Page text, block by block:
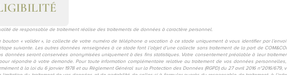
de responsable de traitement réalise des traitements de données à caractère personnel.
« valider », la collecte de votre numéro de téléphone a vocation à ce stade uniquement à vous identifier par l’envoi
suivante. Les autres données renseignées à ce stade font l’objet d’une collecte sans traitement de la part de
données seront conservées anonymisées uniquement à des fins statistiques. Votre consentement préalable à leur
répondre à votre demande. Pour toute information complémentaire relative au traitement de vos données
à la loi du 6 janvier 1978 et au Règlement Général sur la Protection des Données (RGPD) du 27 avril 2016 n°2016/679,